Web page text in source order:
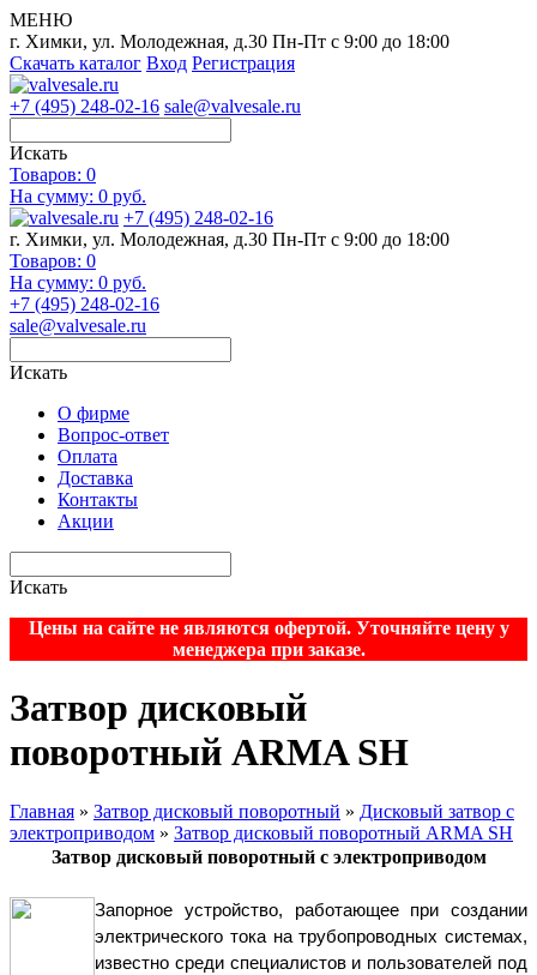
МЕНЮ
г. Химки, ул. Молодежная, д.30 Пн-Пт с 9:00 до 18:00
Скачать каталог Вход Регистрация
+7 (495) 248-02-16 sale@valvesale.ru
Искать
Товаров: 0
На сумму: 0 руб.
+7 (495) 248-02-16
г. Химки, ул. Молодежная, д.30 Пн-Пт с 9:00 до 18:00
Товаров: 0
На сумму: 0 руб.
+7 (495) 248-02-16
sale@valvesale.ru
Искать
О фирме
Вопрос-ответ
Оплата
Доставка
Контакты
Акции
Искать
Цены на сайте не являются офертой. Уточняйте цену у
менеджера при заказе.
Затвор дисковый
поворотный ARMA SH
Главная » Затвор дисковый поворотный » Дисковый затвор с
электроприводом » Затвор дисковый поворотный ARMA SH
Затвор дисковый поворотный с электроприводом
Запорное устройство, работающее при создании
электрического тока на трубопроводных системах,
известно среди специалистов и пользователей под